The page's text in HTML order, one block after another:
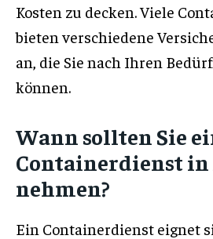
Kosten zu decken. Viele
bieten verschiedene
an, die Sie nach Ihren
können.
Wann sollten Sie
Containerdienst in
nehmen?
Ein Containerdienst eignet